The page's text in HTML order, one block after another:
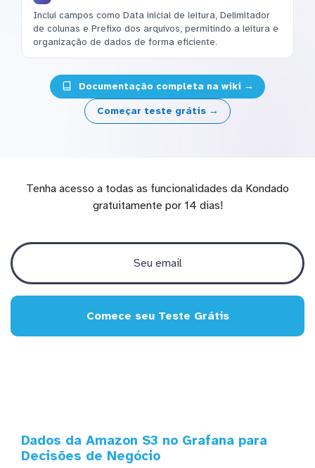
Inclui campos como Data inicial de leitura, Delimitador
de colunas e Prefixo dos arquivos, permitindo a leitura e
organização de dados de forma eficiente.
Documentação completa na wiki →
Começar teste grátis →
Tenha acesso a todas as funcionalidades da Kondado
gratuitamente por 14 dias!
Comece seu Teste Grátis
Dados da Amazon S3 no Grafana para
Decisões de Negócio